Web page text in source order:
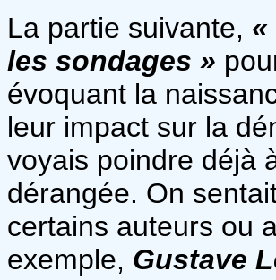
La partie suivante,
les sondages »
évoquant la
leur impact sur la
voyais poindre déjà
dérangée. On
certains auteurs ou
exemple, Gustave